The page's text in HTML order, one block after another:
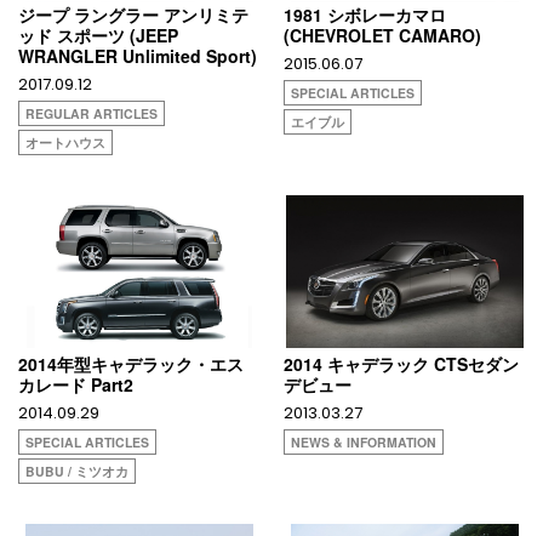
ジープ ラングラー アンリミテ
ッド スポーツ (JEEP
WRANGLER Unlimited Sport)
2017.09.12
REGULAR ARTICLES
オートハウス
1981 シボレーカマロ
(CHEVROLET CAMARO)
2015.06.07
SPECIAL ARTICLES
エイブル
2014年型キャデラック・エス
カレード Part2
2014.09.29
SPECIAL ARTICLES
BUBU / ミツオカ
2014 キャデラック CTSセダン
デビュー
2013.03.27
NEWS & INFORMATION